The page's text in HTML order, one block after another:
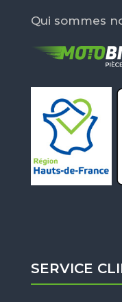
Qui sommes
SERVICE